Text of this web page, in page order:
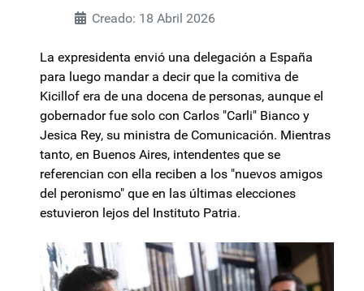
Creado: 18 Abril 2026
La expresidenta envió una delegación a España
para luego mandar a decir que la comitiva de
Kicillof era de una docena de personas, aunque el
gobernador fue solo con Carlos "Carli" Bianco y
Jesica Rey, su ministra de Comunicación. Mientras
tanto, en Buenos Aires, intendentes que se
referencian con ella reciben a los "nuevos amigos
del peronismo" que en las últimas elecciones
estuvieron lejos del Instituto Patria.